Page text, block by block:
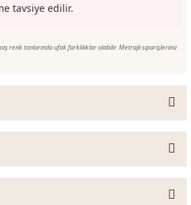
tavsiye edilir.
renk tonlarında ufak farklılıklar olabilir. Metrajlı siparişleriniz